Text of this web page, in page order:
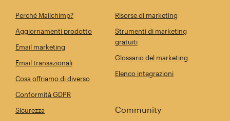
Perché Mailchimp?
Aggiornamenti prodotto
Email marketing
Email transazionali
Cosa offriamo di diverso
Conformità GDPR
Sicurezza
Risorse di marketing
Strumenti di marketing
gratuiti
Glossario del marketing
Elenco integrazioni
Community